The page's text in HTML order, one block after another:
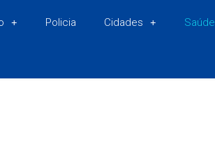
Policia Cidades Saúde